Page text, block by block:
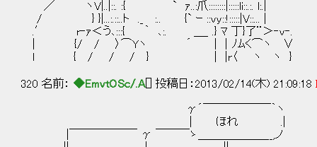
／ ヽV|..|::. :{ ` ｧ..:爪::::::::|:::::li::.:. l:.|
/ } }|...:.::..ト ._ :.. {` ｰ ::vy::!:::::|V::... |
.′ r‐ｧ＜う､:::{ ｀ ､:. ＿_ .} ﾏ 丁}了¨＞‐v‐.
| {/ / 〉⌒Yヽ ´ | ｜ﾉﾑく⌒ヽ ∨
l { / / / } | |r〈 ヽ ヽ }
320 名前： ◆EmvtOSc/.A[] 投稿日：2013/02/14(木) 21:09:18
γ´￣￣￣￣￣￣｀ヽ
| ほれ .|
|￣￣￣￣￣￣ γ ￣￣￣ゝ＿＿＿＿＿＿__,ノ